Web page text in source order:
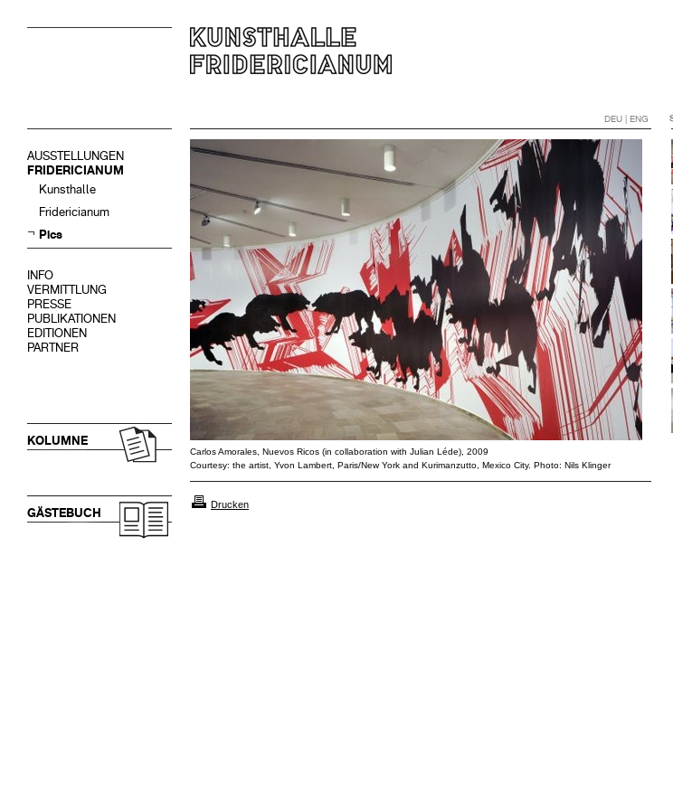
DEU | ENG
AUSSTELLUNGEN
FRIDERICIANUM
Kunsthalle
Fridericianum
Pics
INFO
VERMITTLUNG
PRESSE
PUBLIKATIONEN
EDITIONEN
PARTNER
KOLUMNE
GÄSTEBUCH
Carlos Amorales, Nuevos Ricos (in collaboration with Julian Léde), 2009
Courtesy: the artist, Yvon Lambert, Paris/New York and Kurimanzutto, Mexico City. Photo: Nils Klinger
Drucken